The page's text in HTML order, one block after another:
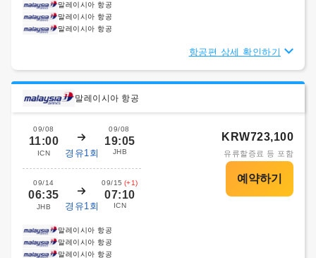
말레이시아 항공
말레이시아 항공
말레이시아 항공
항공편 상세 확인하기
말레이시아 항공
09/08
11:00
ICN 경유1회
09/08
19:05
JHB
09/14
06:35
JHB 경유1회
09/15 (+1)
07:10
ICN
KRW723,100
유류할증료 등 포함
말레이시아 항공
말레이시아 항공
말레이시아 항공